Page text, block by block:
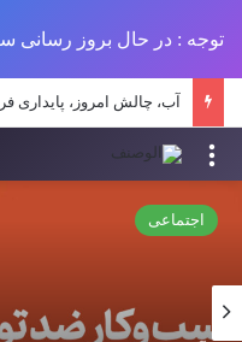
توجه : در حال بروز رسانی
منو
اجتماعی